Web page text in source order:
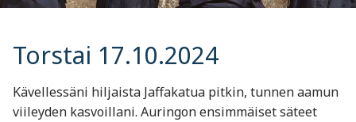
Torstai 17.10.2024
Kävellessäni hiljaista Jaffakatua pitkin, tunnen aamun
viileyden kasvoillani. Auringon ensimmäiset säteet